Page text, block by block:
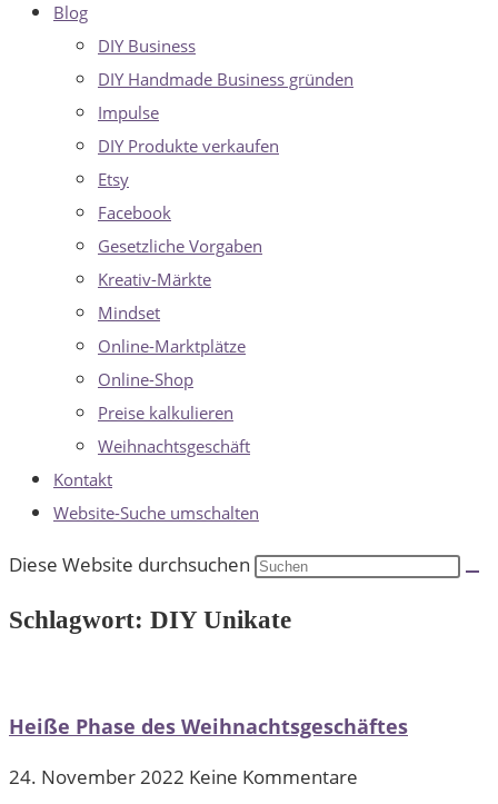
Blog
DIY Business
DIY Handmade Business gründen
Impulse
DIY Produkte verkaufen
Etsy
Facebook
Gesetzliche Vorgaben
Kreativ-Märkte
Mindset
Online-Marktplätze
Online-Shop
Preise kalkulieren
Weihnachtsgeschäft
Kontakt
Website-Suche umschalten
Diese Website durchsuchen
Schlagwort: DIY Unikate
Heiße Phase des Weihnachtsgeschäftes
24. November 2022 Keine Kommentare